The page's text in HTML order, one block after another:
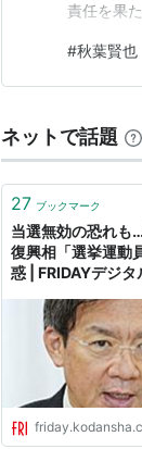
責任を果
えて責任
た。 秋葉
#秋葉賢也
ネットで話題
27 ブックマーク
当選無効の恐れも
復興相「選挙運動
惑 | FRIDAYデジタ